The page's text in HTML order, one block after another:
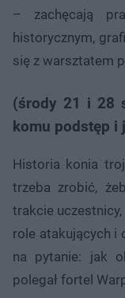
– zachęcają
historycznym,
się z warsztatem
(środy 21 i 28
komu podstęp i
Historia konia
trzeba zrobić,
trakcie
role atakujących i
na pytanie: jak
polegał fortel